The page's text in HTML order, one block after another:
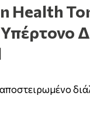
Health